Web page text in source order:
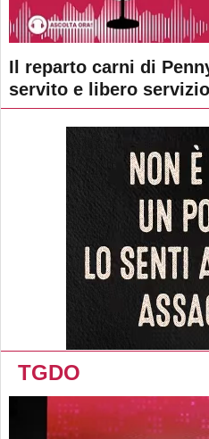
Il reparto carni di
servito e libero servizio
TGDO